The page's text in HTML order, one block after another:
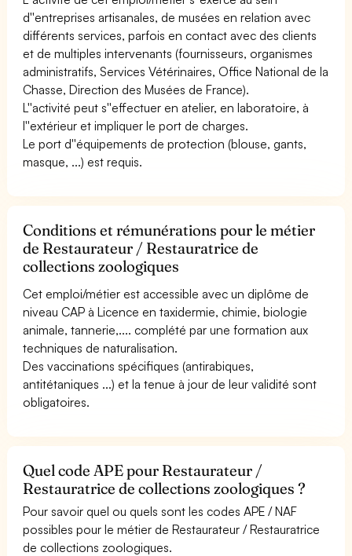
d''entreprises artisanales, de musées en relation avec
différents services, parfois en contact avec des clients
et de multiples intervenants (fournisseurs, organismes
administratifs, Services Vétérinaires, Office National de la
Chasse, Direction des Musées de France).
L''activité peut s''effectuer en atelier, en laboratoire, à
l''extérieur et impliquer le port de charges.
Le port d''équipements de protection (blouse, gants,
masque, ...) est requis.
Conditions et rémunérations pour le métier
de Restaurateur / Restauratrice de
collections zoologiques
Cet emploi/métier est accessible avec un diplôme de
niveau CAP à Licence en taxidermie, chimie, biologie
animale, tannerie,.... complété par une formation aux
techniques de naturalisation.
Des vaccinations spécifiques (antirabiques,
antitétaniques ...) et la tenue à jour de leur validité sont
obligatoires.
Quel code APE pour Restaurateur /
Restauratrice de collections zoologiques ?
Pour savoir quel ou quels sont les codes APE / NAF
possibles pour le métier de Restaurateur / Restauratrice
de collections zoologiques.